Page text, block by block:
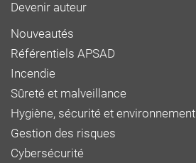
Devenir auteur
Nouveautés
Référentiels APSAD
Incendie
Sûreté et malveillance
Hygiène, sécurité et environnement
Gestion des risques
Cybersécurité